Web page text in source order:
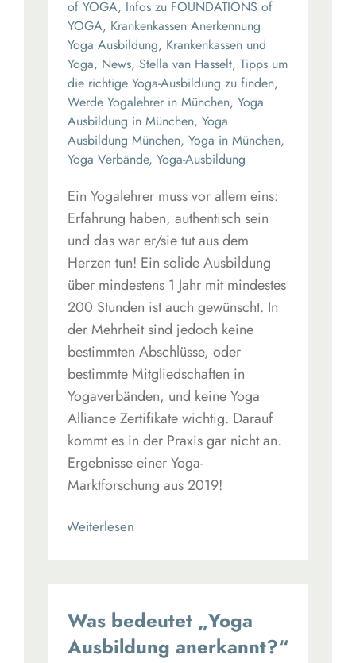
of YOGA, Infos zu FOUNDATIONS of
YOGA, Krankenkassen Anerkennung
Yoga Ausbildung, Krankenkassen und
Yoga, News, Stella van Hasselt, Tipps um
die richtige Yoga-Ausbildung zu finden,
Werde Yogalehrer in München, Yoga
Ausbildung in München, Yoga
Ausbildung München, Yoga in München,
Yoga Verbände, Yoga-Ausbildung
Ein Yogalehrer muss vor allem eins:
Erfahrung haben, authentisch sein
und das war er/sie tut aus dem
Herzen tun! Ein solide Ausbildung
über mindestens 1 Jahr mit mindestes
200 Stunden ist auch gewünscht. In
der Mehrheit sind jedoch keine
bestimmten Abschlüsse, oder
bestimmte Mitgliedschaften in
Yogaverbänden, und keine Yoga
Alliance Zertifikate wichtig. Darauf
kommt es in der Praxis gar nicht an.
Ergebnisse einer Yoga-
Marktforschung aus 2019!
Read More
Was bedeutet „Yoga
Ausbildung anerkannt?“